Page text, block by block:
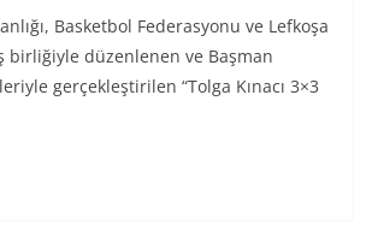
Basketbol Federasyonu ve Lefkoşa
birliğiyle düzenlenen ve Başman
gerçekleştirilen “Tolga Kınacı 3×3